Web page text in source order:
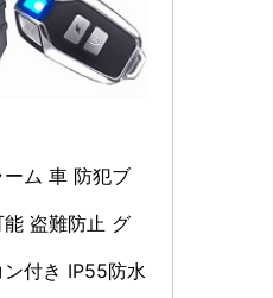
ム 車 防犯ブ
盗難防止 グ
付き IP55防水